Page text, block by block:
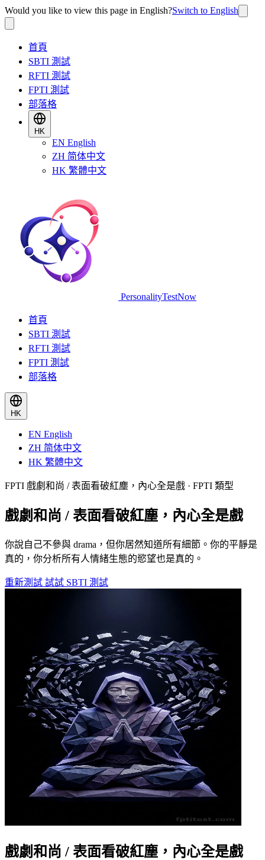
Would you like to view this page in English?Switch to English
首頁
SBTI 測試
RFTI 測試
FPTI 測試
部落格
HK
EN English
ZH 简体中文
HK 繁體中文
PersonalityTestNow
首頁
SBTI 測試
RFTI 測試
FPTI 測試
部落格
HK
EN English
ZH 简体中文
HK 繁體中文
FPTI 戲劇和尚 / 表面看破紅塵，內心全是戲 · FPTI 類型
戲劇和尚 / 表面看破紅塵，內心全是戲
你說自己不參與 drama，但你居然知道所有細節。你的平靜是
真的，你分析所有人情緒生態的慾望也是真的。
重新測試 試試 SBTI 測試
戲劇和尚 / 表面看破紅塵，內心全是戲